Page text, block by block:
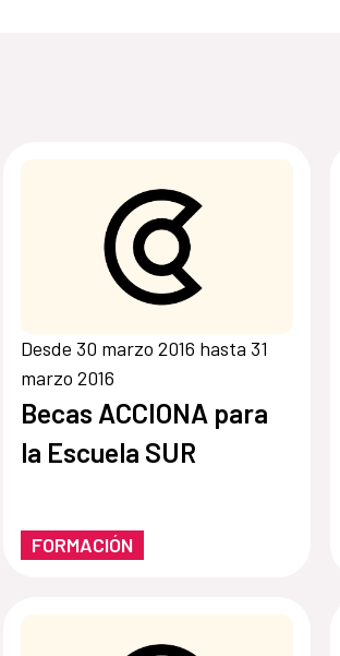
Desde 30 marzo 2016 hasta 31
marzo 2016
Becas ACCIONA para
la Escuela SUR
FORMACIÓN